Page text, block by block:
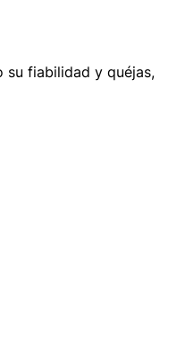
su fiabilidad y quéjas,